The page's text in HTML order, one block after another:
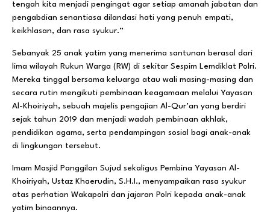
tengah kita menjadi pengingat agar setiap amanah jabatan dan
pengabdian senantiasa dilandasi hati yang penuh empati,
keikhlasan, dan rasa syukur.”
Sebanyak 25 anak yatim yang menerima santunan berasal dari
lima wilayah Rukun Warga (RW) di sekitar Sespim Lemdiklat Polri.
Mereka tinggal bersama keluarga atau wali masing-masing dan
secara rutin mengikuti pembinaan keagamaan melalui Yayasan
Al-Khoiriyah, sebuah majelis pengajian Al-Qur’an yang berdiri
sejak tahun 2019 dan menjadi wadah pembinaan akhlak,
pendidikan agama, serta pendampingan sosial bagi anak-anak
di lingkungan tersebut.
Imam Masjid Panggilan Sujud sekaligus Pembina Yayasan Al-
Khoiriyah, Ustaz Khaerudin, S.H.I., menyampaikan rasa syukur
atas perhatian Wakapolri dan jajaran Polri kepada anak-anak
yatim binaannya.